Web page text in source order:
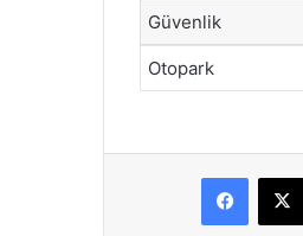
Güvenlik
Otopark